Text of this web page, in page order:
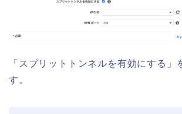
「スプリットトンネルを有効にする」
す。